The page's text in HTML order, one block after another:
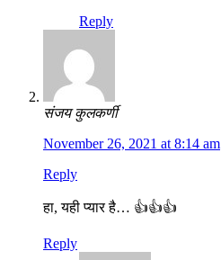
Reply
संजय कुलकर्णी
November 26, 2021 at 8:14 am
Reply
हा, यही प्यार है… 👍👍👍
Reply